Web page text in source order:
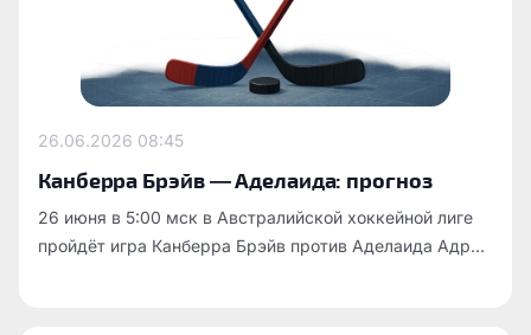
26.06.2026 08:45
Канберра Брэйв — Аделаида: прогноз
26 июня в 5:00 мск в Австралийской хоккейной лиге
пройдёт игра Канберра Брэйв против Аделаида Адр...